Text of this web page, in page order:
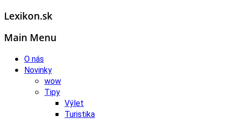
Lexikon.sk
Main Menu
O nás
Novinky
wow
Tipy
Výlet
Turistika